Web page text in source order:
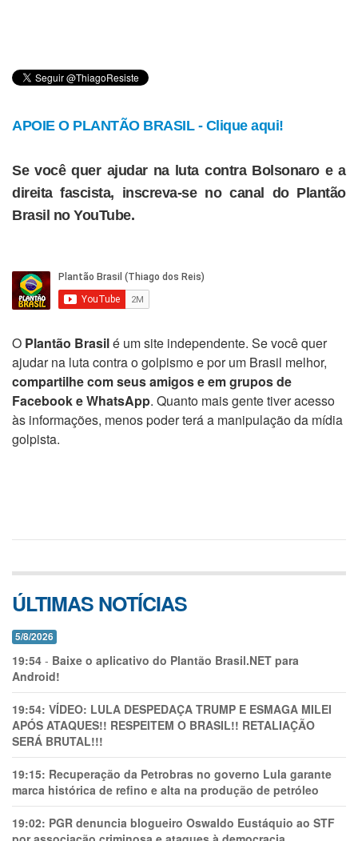
APOIE O PLANTÃO BRASIL - Clique aqui!
Se você quer ajudar na luta contra Bolsonaro e a
direita fascista, inscreva-se no canal do Plantão
Brasil no YouTube.
O Plantão Brasilé um site independente. Se você quer
ajudar na luta contra o golpismo e por um Brasil melhor,
compartilhe com seus amigos e em grupos de
Facebook e WhatsApp. Quanto mais gente tiver acesso
às informações, menos poder terá a manipulação da mídia
golpista.
ÚLTIMAS NOTÍCIAS
5/8/2026
19:54 - Baixe o aplicativo do Plantão Brasil.NET para
Android!
19:54: VÍDEO: LULA DESPEDAÇA TRUMP E ESMAGA MILEI
APÓS ATAQUES!! RESPEITEM O BRASIL!! RETALIAÇÃO
SERÁ BRUTAL!!!
19:15: Recuperação da Petrobras no governo Lula garante
marca histórica de refino e alta na produção de petróleo
19:02: PGR denuncia blogueiro Oswaldo Eustáquio ao STF